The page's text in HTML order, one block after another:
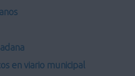
en viario municipal